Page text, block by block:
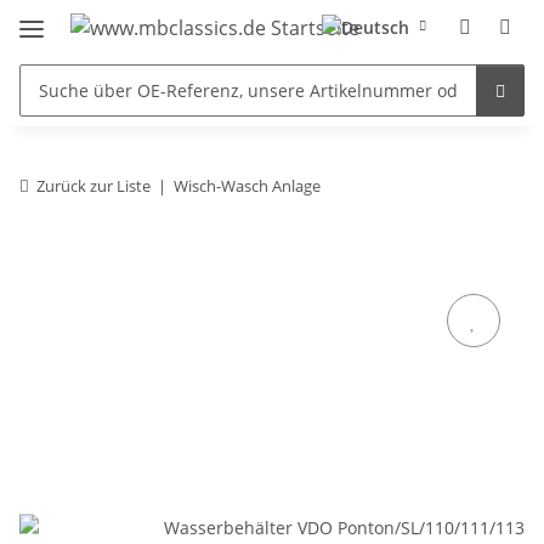
Zurück zur Liste Wisch-Wasch Anlage